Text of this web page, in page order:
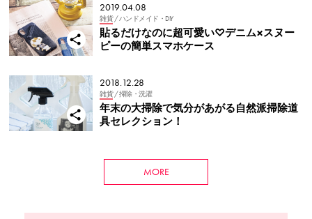
2019.04.08
雑貨 / ハンドメイド・DIY
貼るだけなのに超可愛い♡デニム×スヌー
ピーの簡単スマホケース
2018.12.28
雑貨 / 掃除・洗濯
年末の大掃除で気分があがる自然派掃除道
具セレクション！
MORE